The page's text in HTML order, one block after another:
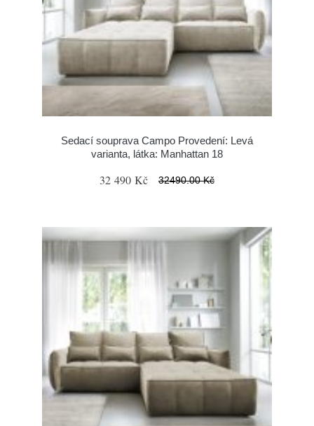
Sedací souprava Campo Provedení: Levá
varianta, látka: Manhattan 18
32 490 Kč 32490.00 Kč